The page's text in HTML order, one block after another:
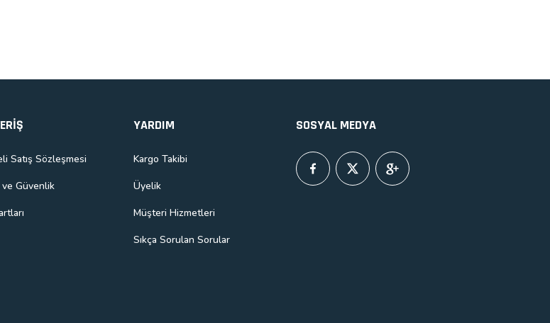
Satış Sözleşmesi
Güvenlik
YARDIM
Kargo Takibi
Üyelik
Müşteri Hizmetleri
Sıkça Sorulan Sorular
SOSYAL MEDYA